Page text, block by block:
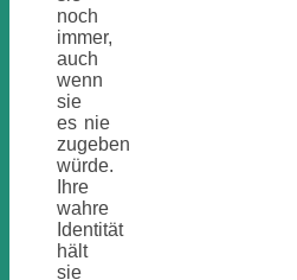
noch
immer,
auch
wenn
sie
es nie
zugeben
würde.
Ihre
wahre
Identität
hält
sie